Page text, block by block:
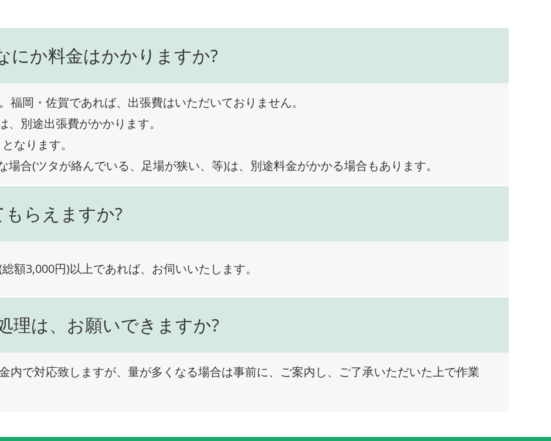
にか料金はかかりますか?
福岡・佐賀であれば、出張費はいただいておりません。
別途出張費がかかります。
なります。
場合(ツタが絡んでいる、足場が狭い、等)は、別途料金がかかる場合もあります。
らえますか?
額3,000円)以上であれば、お伺いいたします。
理は、お願いできますか?
内で対応致しますが、量が多くなる場合は事前に、ご案内し、ご了承いただいた上で作業